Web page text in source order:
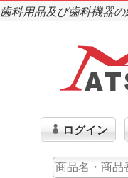
歯科用品及び歯科機器
ログイン